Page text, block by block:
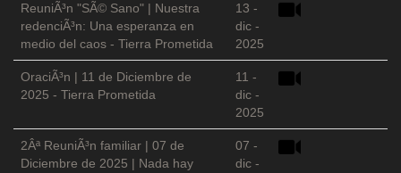
ReuniÃ³n "SÃ© Sano" | Nuestra
redenciÃ³n: Una esperanza en
medio del caos - Tierra Prometida
13 -
dic -
2025
OraciÃ³n | 11 de Diciembre de
2025 - Tierra Prometida
11 -
dic -
2025
2Âª ReuniÃ³n familiar | 07 de
Diciembre de 2025 | Nada hay
07 -
dic -